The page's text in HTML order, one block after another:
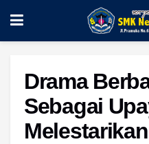
Drama
Sebagai